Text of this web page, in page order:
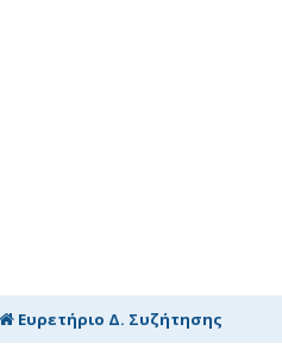
Ευρετήριο Δ. Συζήτησης